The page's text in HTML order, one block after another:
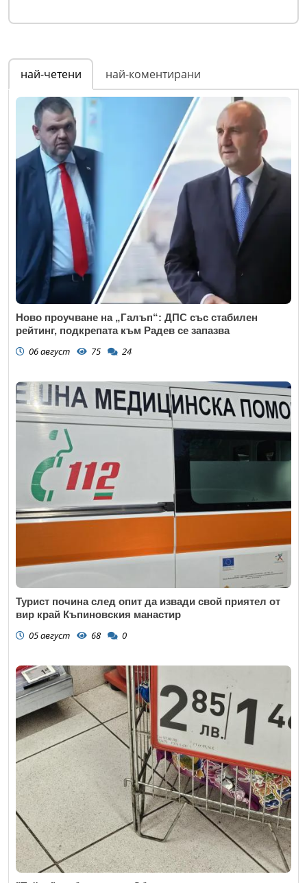
най-четени най-коментирани
Ново проучване на „Галъп“: ДПС със стабилен
рейтинг, подкрепата към Радев се запазва
06 август 75 24
Турист почина след опит да извади свой приятел от
вир край Къпиновския манастир
05 август 68 0